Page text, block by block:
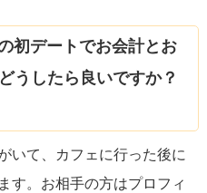
初デートでお会計とお
うしたら良いですか？
いて、カフェに行った後に
す。お相手の方はプロフィ